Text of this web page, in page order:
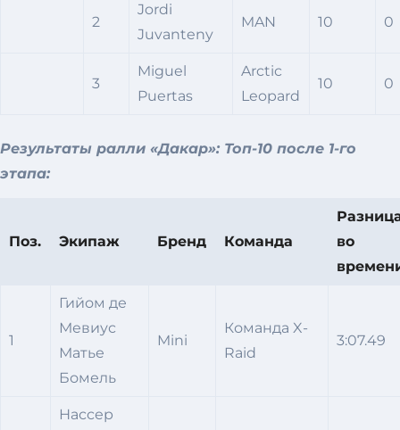
2
Jordi
Juvanteny
MAN 10 0
3
Miguel
Puertas
Arctic
Leopard
10 0
Результаты ралли «Дакар»: Топ-10 после 1-го
этапа:
Поз. Экипаж Бренд Команда
во
1
Гийом де
Мевиус
Матье
Бомель
Mini
Команда X-
Raid
3:07.49
Нассер